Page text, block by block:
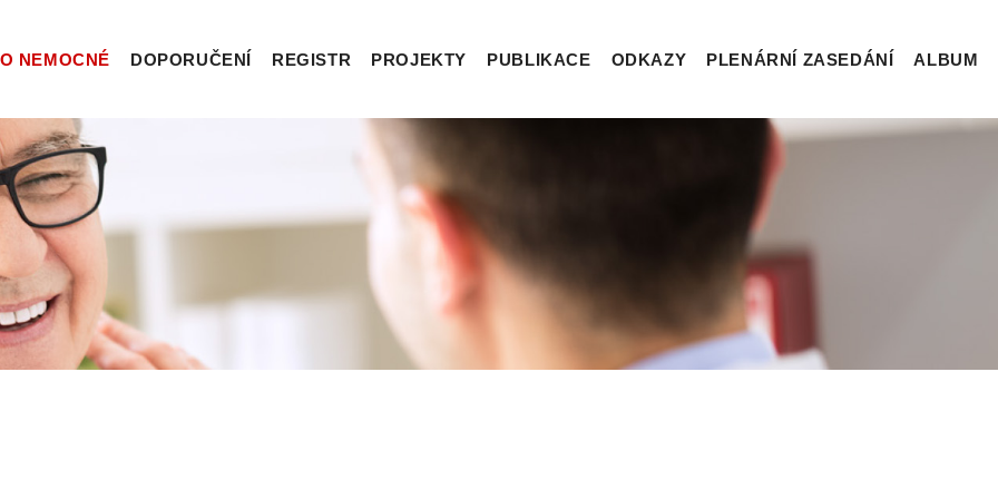
NEMOCNÉ DOPORUČENÍ REGISTR PROJEKTY PUBLIKACE ODKAZY PLENÁRNÍ ZASEDÁNÍ ALBUM